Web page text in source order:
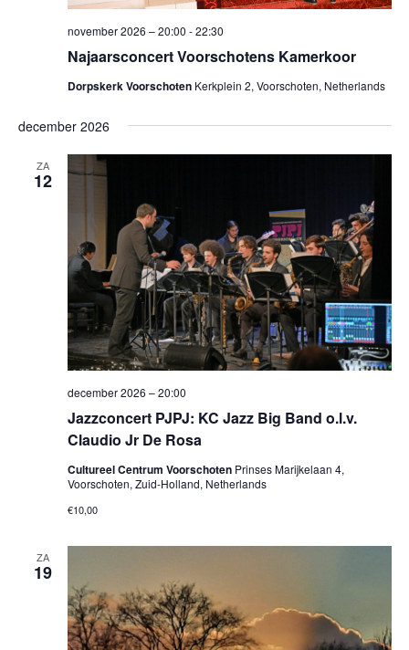
Najaarsconcert Voorschotens Kamerkoor
november 2026 – 20:00 -22:30
Dorpskerk Voorschoten Kerkplein 2, Voorschoten, Netherlands
december 2026
ZA
12
Jazzconcert PJPJ: KC Jazz Big Band o.l.v.
Claudio Jr De Rosa
december 2026 – 20:00
Cultureel Centrum Voorschoten Prinses Marijkelaan 4,
Voorschoten, Zuid-Holland, Netherlands
€10,00
ZA
19